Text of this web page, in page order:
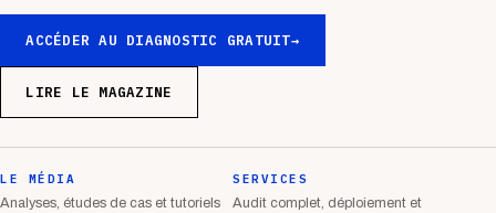
ACCÉDER AU DIAGNOSTIC GRATUIT→
LIRE LE MAGAZINE
LE MÉDIA
Analyses, études de cas et tutoriels
SERVICES
Audit complet, déploiement et